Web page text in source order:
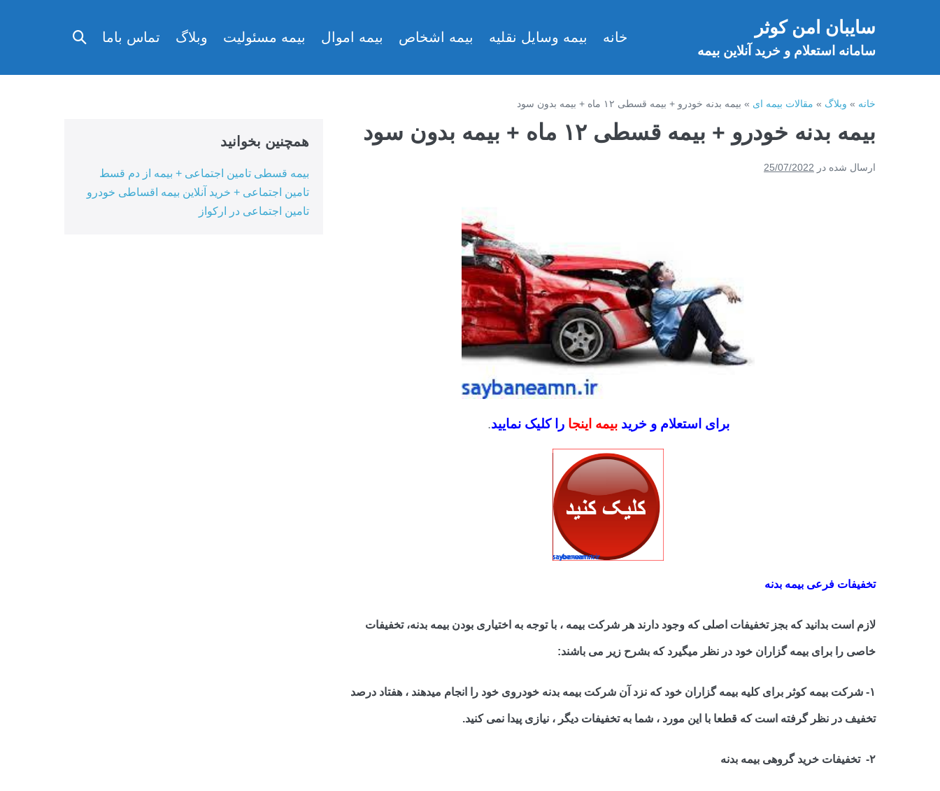
سایبان امن کوثر
سامانه استعلام و خرید آنلاین بیمه
خانه بیمه وسایل نقلیه بیمه اشخاص بیمه اموال بیمه مسئولیت وبلاگ تماس باما
تغییر
خانه » وبلاگ » مقالات بیمه ای » بیمه بدنه خودرو + بیمه قسطی ۱۲ ماه + بیمه بدون سود
بیمه بدنه خودرو + بیمه قسطی ۱۲ ماه + بیمه بدون سود
ارسال شده در 25/07/2022
برای استعلام و خرید بیمه اینجا را کلیک نمایید.
تخفیفات فرعی بیمه بدنه
لازم است بدانید که بجز تخفیفات اصلی که وجود دارند هر شرکت بیمه ، با توجه به اختیاری بودن بیمه بدنه، تخفیفات
خاصی را برای بیمه گزاران خود در نظر میگیرد که بشرح زیر می باشند:
۱- شرکت بیمه کوثر برای کلیه بیمه گزاران خود که نزد آن شرکت بیمه بدنه خودروی خود را انجام میدهند ، هفتاد درصد
تخفیف در نظر گرفته است که قطعا با این مورد ، شما به تخفیفات دیگر ، نیازی پیدا نمی کنید.
۲- تخفیفات خرید گروهی بیمه بدنه
همچنین بخوانید
بیمه قسطی تامین اجتماعی + بیمه از دم قسط
تامین اجتماعی + خرید آنلاین بیمه اقساطی خودرو
تامین اجتماعی در ارکواز